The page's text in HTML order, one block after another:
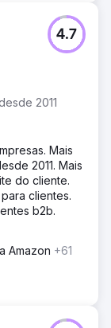
2011
4.7
Mais
2011. Mais
do cliente.
clientes.
b2b.
Amazon +61